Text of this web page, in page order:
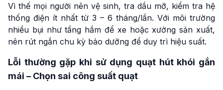
Vì thế mọi người nên vệ sinh, tra dầu mỡ, kiểm tra hệ
thống điện ít nhất từ 3 – 6 tháng/lần. Với môi trường
nhiều bụi như tầng hầm để xe hoặc xưởng sản xuất,
nên rút ngắn chu kỳ bảo dưỡng để duy trì hiệu suất.
Lỗi thường gặp khi sử dụng quạt hút khói gắn
mái – Chọn sai công suất quạt